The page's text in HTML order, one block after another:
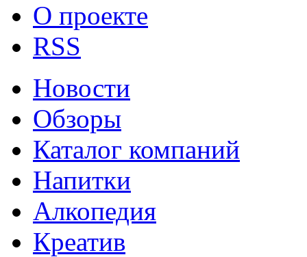
О проекте
RSS
Новости
Обзоры
Каталог компаний
Напитки
Алкопедия
Креатив